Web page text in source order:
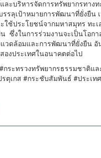
ละบริหารจัดการทรัพยากรทางท
รลุเป้าหมายการพัฒนาที่ยั่งยืน
ใช้ประโยชน์จากมหาสมุทร ทะเ
น ซึ่งในการร่วมงานจะเป็นโอก
วดล้อมและการพัฒนาที่ยั่งยืน
องประเทศในอนาคตต่อไป
กระทรวงทรัพยากรธรรมชาติแ
ตุเกส #กระชับสัมพันธ์ #ประเท